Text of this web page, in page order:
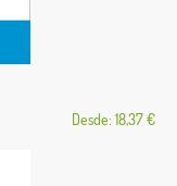
Desde: 18,37 €